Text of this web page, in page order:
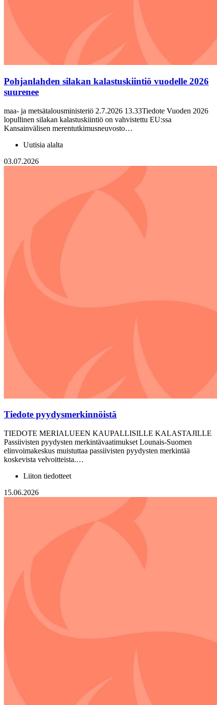
Pohjanlahden silakan kalastuskiintiö vuodelle 2026
suurenee
maa- ja metsätalousministeriö 2.7.2026 13.33Tiedote Vuoden 2026
lopullinen silakan kalastuskiintiö on vahvistettu EU:ssa
Kansainvälisen merentutkimusneuvosto…
Uutisia alalta
03.07.2026
Tiedote pyydysmerkinnöistä
TIEDOTE MERIALUEEN KAUPALLISILLE KALASTAJILLE
Passiivisten pyydysten merkintävaatimukset Lounais-Suomen
elinvoimakeskus muistuttaa passiivisten pyydysten merkintää
koskevista velvoitteista.…
Liiton tiedotteet
15.06.2026